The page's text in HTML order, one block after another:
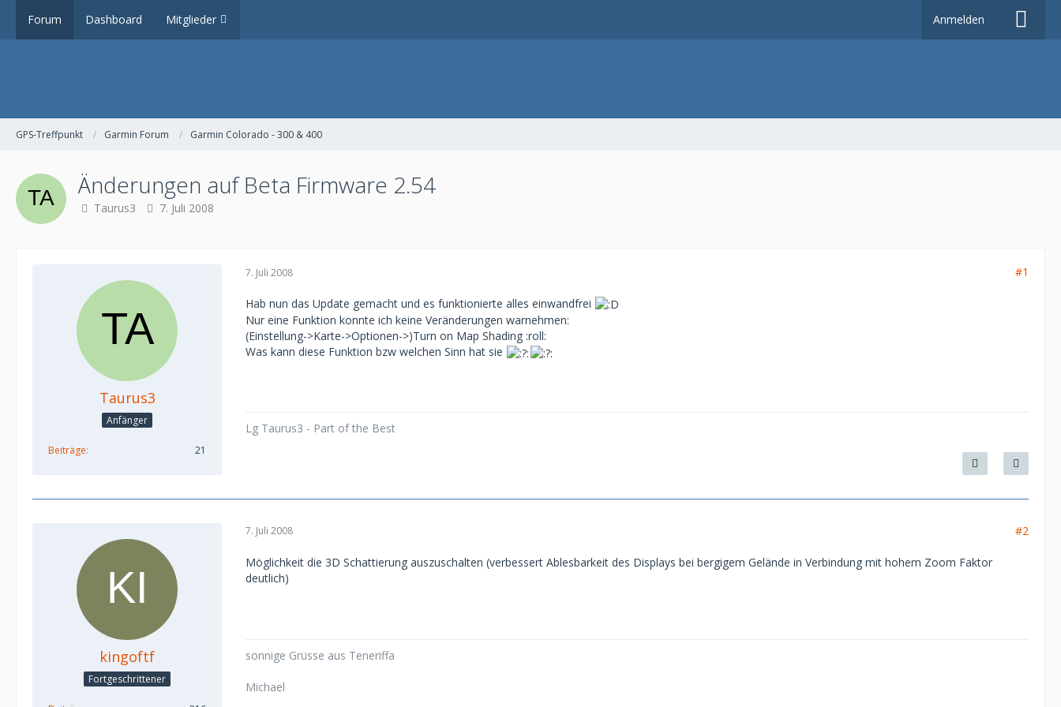
Forum Dashboard Mitglieder Anmelden
GPS-Treffpunkt Garmin Forum Garmin Colorado - 300 & 400
Änderungen auf Beta Firmware 2.54
Taurus3 7. Juli 2008
Taurus3
Anfänger
Beiträge 21
7. Juli 2008 #1
Hab nun das Update gemacht und es funktionierte alles einwandfrei
Nur eine Funktion konnte ich keine Veränderungen warnehmen:
(Einstellung->Karte->Optionen->)Turn on Map Shading :roll:
Was kann diese Funktion bzw welchen Sinn hat sie
Lg Taurus3 - Part of the Best
kingoftf
Fortgeschrittener
7. Juli 2008 #2
Möglichkeit die 3D Schattierung auszuschalten (verbessert Ablesbarkeit des Displays bei bergigem Gelände in Verbindung mit hohem Zoom Faktor
deutlich)
sonnige Grüsse aus Teneriffa
Michael